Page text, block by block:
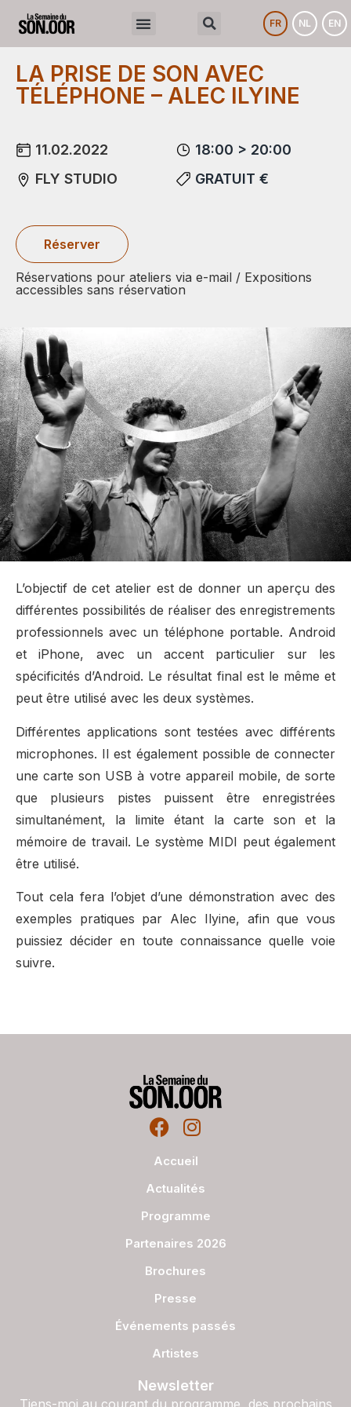
FR NL EN
LA PRISE DE SON AVEC
TÉLÉPHONE – ALEC ILYINE
11.02.2022
FLY STUDIO
18:00 > 20:00
GRATUIT €
Réserver
Réservations pour ateliers via e-mail / Expositions
accessibles sans réservation
L’objectif de cet atelier est de donner un aperçu des
différentes possibilités de réaliser des enregistrements
professionnels avec un téléphone portable. Android
et iPhone, avec un accent particulier sur les
spécificités d’Android. Le résultat final est le même et
peut être utilisé avec les deux systèmes.
Différentes applications sont testées avec différents
microphones. Il est également possible de connecter
une carte son USB à votre appareil mobile, de sorte
que plusieurs pistes puissent être enregistrées
simultanément, la limite étant la carte son et la
mémoire de travail. Le système MIDI peut également
être utilisé.
Tout cela fera l’objet d’une démonstration avec des
exemples pratiques par Alec Ilyine, afin que vous
puissiez décider en toute connaissance quelle voie
suivre.
Accueil
Actualités
Programme
Partenaires 2026
Brochures
Presse
Événements passés
Artistes
Newsletter
Tiens-moi au courant du programme, des prochains